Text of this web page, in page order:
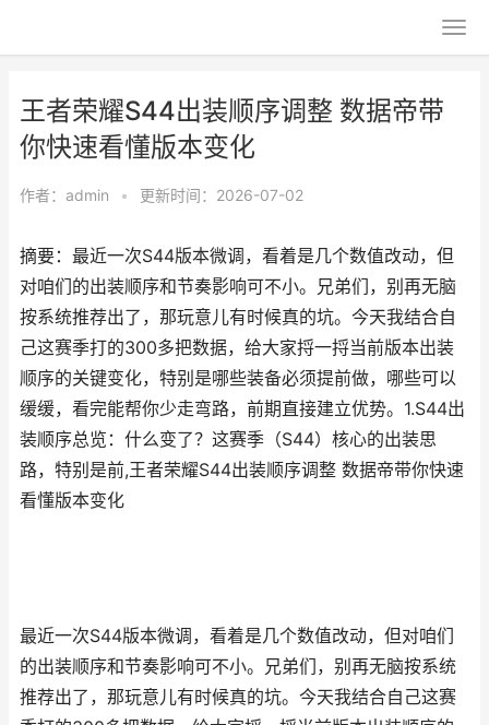
王者荣耀S44出装顺序调整 数据帝带
你快速看懂版本变化
作者： admin • 更新时间：2026-07-02
摘要：最近一次S44版本微调，看着是几个数值改动，但
对咱们的出装顺序和节奏影响可不小。兄弟们，别再无脑
按系统推荐出了，那玩意儿有时候真的坑。今天我结合自
己这赛季打的300多把数据，给大家捋一捋当前版本出装
顺序的关键变化，特别是哪些装备必须提前做，哪些可以
缓缓，看完能帮你少走弯路，前期直接建立优势。1.S44出
装顺序总览：什么变了？这赛季（S44）核心的出装思
路，特别是前,王者荣耀S44出装顺序调整 数据帝带你快速
看懂版本变化
最近一次S44版本微调，看着是几个数值改动，但对咱们
的出装顺序和节奏影响可不小。兄弟们，别再无脑按系统
推荐出了，那玩意儿有时候真的坑。今天我结合自己这赛